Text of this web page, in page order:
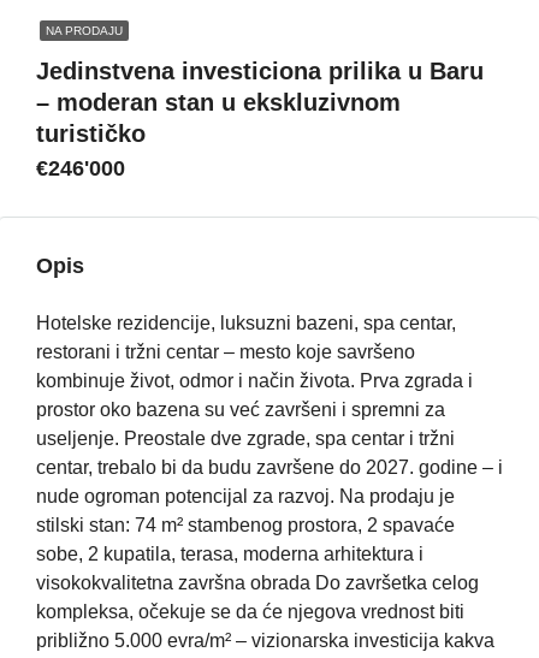
NA PRODAJU
Jedinstvena investiciona prilika u Baru
– moderan stan u ekskluzivnom
turističko
€246'000
Opis
Hotelske rezidencije, luksuzni bazeni, spa centar,
restorani i tržni centar – mesto koje savršeno
kombinuje život, odmor i način života. Prva zgrada i
prostor oko bazena su već završeni i spremni za
useljenje. Preostale dve zgrade, spa centar i tržni
centar, trebalo bi da budu završene do 2027. godine – i
nude ogroman potencijal za razvoj. Na prodaju je
stilski stan: 74 m² stambenog prostora, 2 spavaće
sobe, 2 kupatila, terasa, moderna arhitektura i
visokokvalitetna završna obrada Do završetka celog
kompleksa, očekuje se da će njegova vrednost biti
približno 5.000 evra/m² – vizionarska investicija kakva